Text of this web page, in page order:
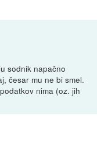
sodnik napačno
česar mu ne bi smel.
nima (oz. jih